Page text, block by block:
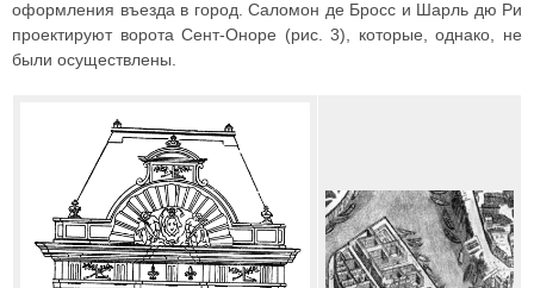
оформления въезда в город. Саломон де Бросс и Шарль дю Ри
проектируют ворота Сент-Оноре (рис. 3), которые, однако, не
были осуществлены.